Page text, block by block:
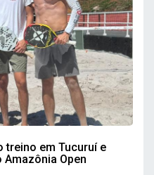
treino em Tucuruí e
Open